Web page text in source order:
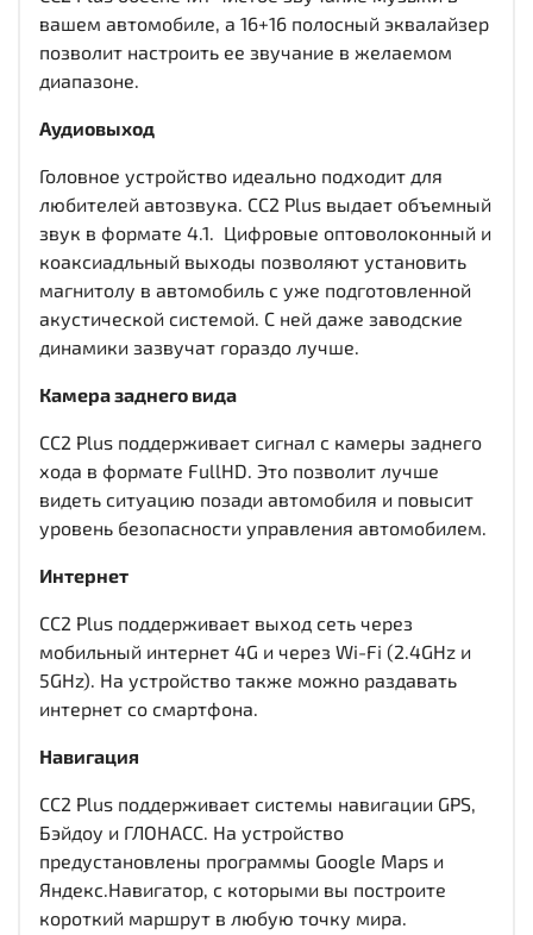
вашем автомобиле, а 16+16 полосный эквалайзер
позволит настроить ее звучание в желаемом
диапазоне.
Аудиовыход
Головное устройство идеально подходит для
любителей автозвука. CC2 Plus выдает объемный
звук в формате 4.1. Цифровые оптоволоконный и
коаксиадльный выходы позволяют установить
магнитолу в автомобиль с уже подготовленной
акустической системой. С ней даже заводские
динамики зазвучат гораздо лучше.
Камера заднего вида
CC2 Plus поддерживает сигнал с камеры заднего
хода в формате FullHD. Это позволит лучше
видеть ситуацию позади автомобиля и повысит
уровень безопасности управления автомобилем.
Интернет
CC2 Plus поддерживает выход сеть через
мобильный интернет 4G и через Wi-Fi (2.4GHz и
5GHz). На устройство также можно раздавать
интернет со смартфона.
Навигация
CC2 Plus поддерживает системы навигации GPS,
Бэйдоу и ГЛОНАСС. На устройство
предустановлены программы Google Maps и
Яндекс.Навигатор, с которыми вы построите
короткий маршрут в любую точку мира.